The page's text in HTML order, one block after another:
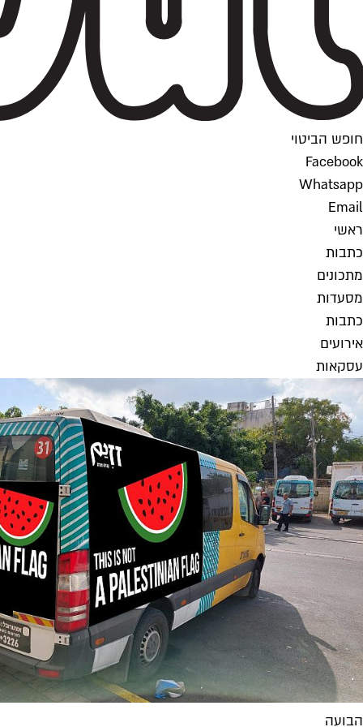
חופש הביטוי
Facebook
Whatsapp
Email
ראשי
כתבות
מתכונים
מסעדות
כתבות
אירועים
עסקאות
הבועה